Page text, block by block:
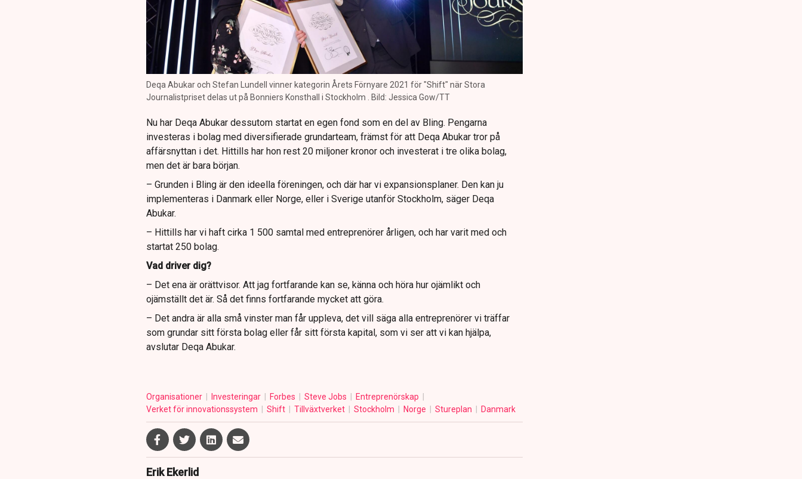
Deqa Abukar och Stefan Lundell vinner kategorin Årets Förnyare 2021 för "Shift" när Stora
Journalistpriset delas ut på Bonniers Konsthall i Stockholm . Bild: Jessica Gow/TT
Nu har Deqa Abukar dessutom startat en egen fond som en del av Bling. Pengarna
investeras i bolag med diversifierade grundarteam, främst för att Deqa Abukar tror på
affärsnyttan i det. Hittills har hon rest 20 miljoner kronor och investerat i tre olika bolag,
men det är bara början.
– Grunden i Bling är den ideella föreningen, och där har vi expansionsplaner. Den kan ju
implementeras i Danmark eller Norge, eller i Sverige utanför Stockholm, säger Deqa
Abukar.
– Hittills har vi haft cirka 1 500 samtal med entreprenörer årligen, och har varit med och
startat 250 bolag.
Vad driver dig?
– Det ena är orättvisor. Att jag fortfarande kan se, känna och höra hur ojämlikt och
ojämställt det är. Så det finns fortfarande mycket att göra.
– Det andra är alla små vinster man får uppleva, det vill säga alla entreprenörer vi träffar
som grundar sitt första bolag eller får sitt första kapital, som vi ser att vi kan hjälpa,
avslutar Deqa Abukar.
Organisationer Investeringar Forbes Steve Jobs
Entreprenörskap
Verket för innovationssystem
Shift Tillväxtverket Stockholm Norge Stureplan Danmark
Erik Ekerlid